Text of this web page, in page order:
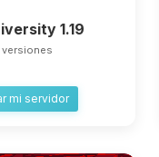
1.19
versiones
mi servidor